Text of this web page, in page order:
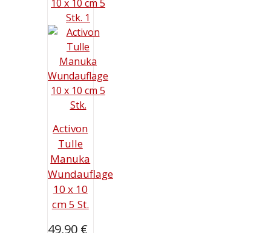
Activon
Tulle
Manuka
Wundauflage
10 x 10
cm 5 St.
49,90 €